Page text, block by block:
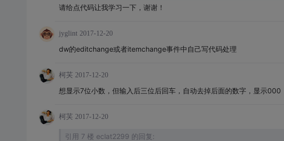
请给点代码让我学习一下，谢谢！
jyglint 2017-12-20
dw的editchange或者itemchange事件中自己写代码处理
柯芺 2017-12-20
想显示7位小数，但输入后三位后回车，自动去掉后面的数字，显示000
柯芺 2017-12-20
引用 7 楼 eclat2299 的回复: